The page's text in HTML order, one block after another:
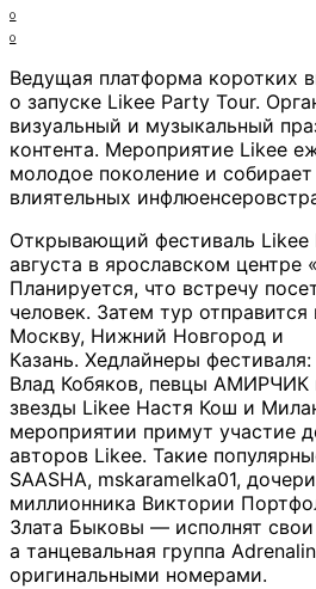
0
0
Ведущая платформа коротких
о запуске Likee Party Tour.
визуальный и музыкальный
контента. Мероприятие Likee
молодое поколение и
влиятельных
Открывающий фестиваль Likee
августа в ярославском центре
Планируется, что встречу
человек. Затем тур
Москву, Нижний Новгород и
Казань. Хедлайнеры
Влад Кобяков, певцы АМИРЧИК
звезды Likee Настя Кош и
мероприятии примут участие
авторов Likee. Такие
SAASHA, mskaramelka01,
миллионника Виктории
Злата Быковы — исполнят
а танцевальная группа
оригинальными номерами.